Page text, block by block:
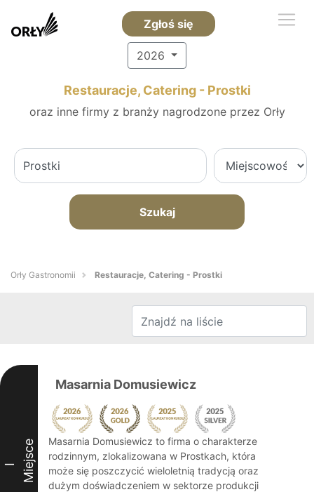
Zgłoś się
2026
Restauracje, Catering - Prostki
oraz inne firmy z branży nagrodzone przez Orły
Szukaj
Orły Gastronomii Restauracje, Catering - Prostki
I Miejsce
Masarnia Domusiewicz
Masarnia Domusiewicz to firma o charakterze
rodzinnym, zlokalizowana w Prostkach, która
może się poszczycić wieloletnią tradycją oraz
dużym doświadczeniem w sektorze produkcji